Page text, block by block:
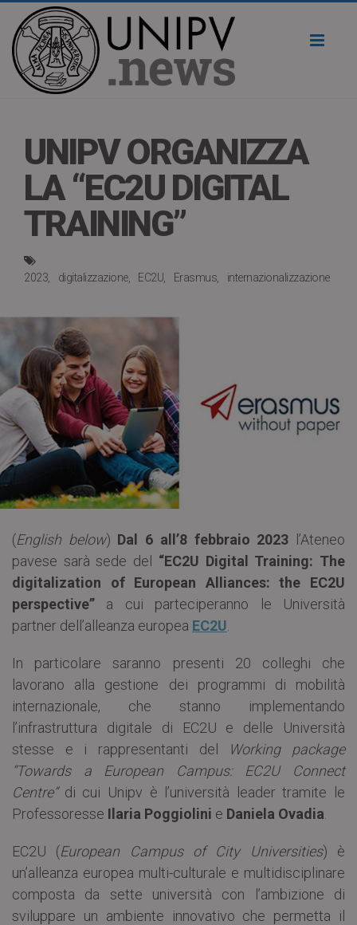
UNIPV ORGANIZZA
LA “EC2U DIGITAL
TRAINING”
2023 digitalizzazione EC2U Erasmus internazionalizzazione
(English below) Dal 6 all’8 febbraio 2023 l’Ateneo
pavese sarà sede del “EC2U Digital Training: The
digitalization of European Alliances: the EC2U
perspective” a cui parteciperanno le Università
partner dell’alleanza europea EC2U
In particolare saranno presenti 20 colleghi che
lavorano alla gestione dei programmi di mobilità
internazionale, che stanno implementando
l’infrastruttura digitale di EC2U e delle Università
stesse e i rappresentanti del
Working package
“Towards a European Campus: EC2U Connect
Centre”di cui Unipv è l’università leader tramite le
Professoresse Ilaria Poggiolini e Daniela Ovadia
EC2U (European Campus of City Universities) è
un’alleanza europea multi-culturale e multidisciplinare
composta da sette università con l’ambizione di
sviluppare un ambiente innovativo che permetta il